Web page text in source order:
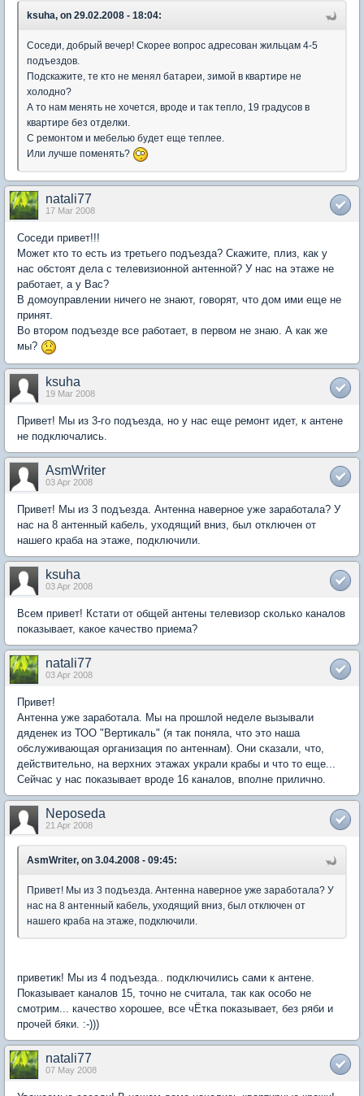
ksuha, on 29.02.2008 - 18:04:
Соседи, добрый вечер! Скорее вопрос адресован жильцам 4-5
подъездов.
Подскажите, те кто не менял батареи, зимой в квартире не
холодно?
А то нам менять не хочется, вроде и так тепло, 19 градусов в
квартире без отделки.
С ремонтом и мебелью будет еще теплее.
Или лучше поменять?
natali77
17 Mar 2008
Соседи привет!!!
Может кто то есть из третьего подъезда? Скажите, плиз, как у
нас обстоят дела с телевизионной антенной? У нас на этаже не
работает, а у Вас?
В домоуправлении ничего не знают, говорят, что дом ими еще не
принят.
Во втором подъезде все работает, в первом не знаю. А как же
мы?
ksuha
19 Mar 2008
Привет! Мы из 3-го подъезда, но у нас еще ремонт идет, к антене
не подключались.
AsmWriter
03 Apr 2008
Привет! Мы из 3 подъезда. Антенна наверное уже заработала? У
нас на 8 антенный кабель, уходящий вниз, был отключен от
нашего краба на этаже, подключили.
ksuha
03 Apr 2008
Всем привет! Кстати от общей антены телевизор сколько каналов
показывает, какое качество приема?
natali77
03 Apr 2008
Привет!
Антенна уже заработала. Мы на прошлой неделе вызывали
дяденек из ТОО "Вертикаль" (я так поняла, что это наша
обслуживающая организация по антеннам). Они сказали, что,
действительно, на верхних этажах украли крабы и что то еще...
Сейчас у нас показывает вроде 16 каналов, вполне прилично.
Neposeda
21 Apr 2008
AsmWriter, on 3.04.2008 - 09:45:
Привет! Мы из 3 подъезда. Антенна наверное уже заработала? У
нас на 8 антенный кабель, уходящий вниз, был отключен от
нашего краба на этаже, подключили.
приветик! Мы из 4 подъезда.. подключились сами к антене.
Показывает каналов 15, точно не считала, так как особо не
смотрим... качество хорошее, все чЁтка показывает, без ряби и
прочей бяки. :-)))
natali77
07 May 2008